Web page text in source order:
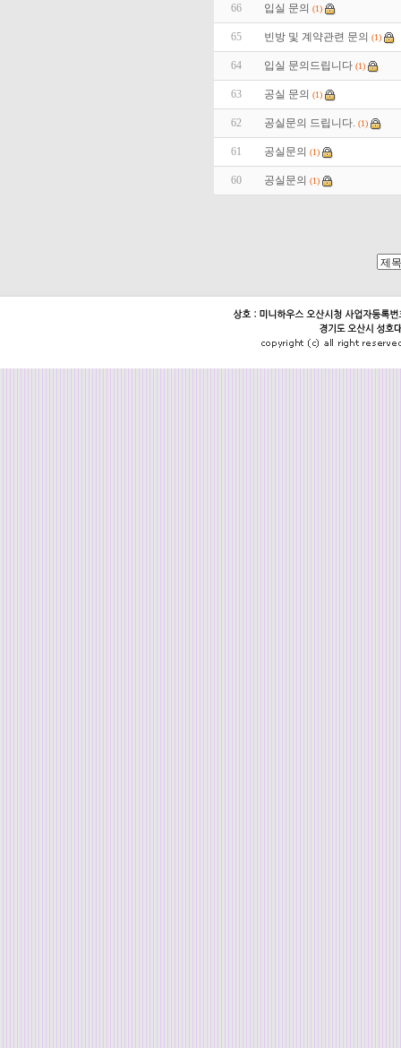
66 입실 문의 (1)
65 빈방 및 계약관련 문의 (1)
64 입실 문의드립니다 (1)
63 공실 문의 (1)
62 공실문의 드립니다. (1)
61 공실문의 (1)
60 공실문의 (1)